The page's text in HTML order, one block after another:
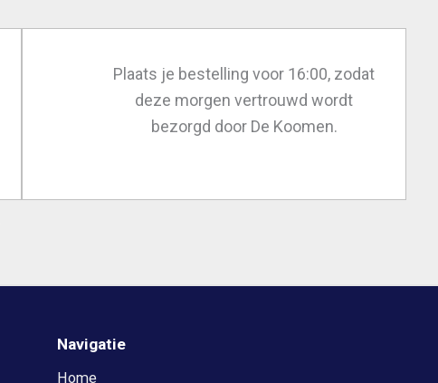
Plaats je bestelling voor 16:00, zodat
deze morgen vertrouwd wordt
bezorgd door De Koomen.
Navigatie
Home